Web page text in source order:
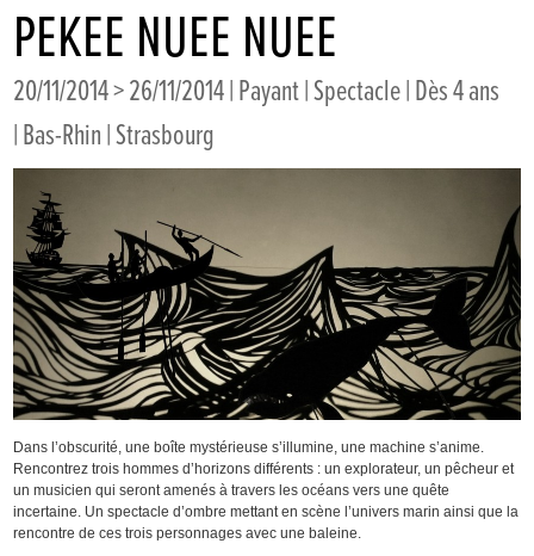
PEKEE NUEE NUEE
20/11/2014 > 26/11/2014 | Payant | Spectacle | Dès 4 ans
| Bas-Rhin | Strasbourg
Dans l’obscurité, une boîte mystérieuse s’illumine, une machine s’anime.
Rencontrez trois hommes d’horizons différents : un explorateur, un pêcheur et
un musicien qui seront amenés à travers les océans vers une quête
incertaine. Un spectacle d’ombre mettant en scène l’univers marin ainsi que la
rencontre de ces trois personnages avec une baleine.